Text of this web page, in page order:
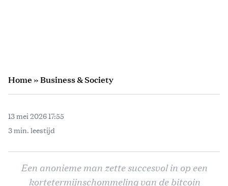
Home»Business & Society
13 mei 2026 17:55
3 min. leestijd
Een anonieme man zette succesvol in op een
kortetermijnschommeling van de bitcoin